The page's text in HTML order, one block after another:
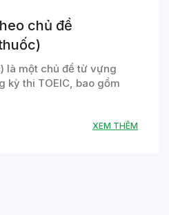
chủ đề
là một chủ đề từ vựng
kỳ thi TOEIC, bao gồm
XEM THÊM